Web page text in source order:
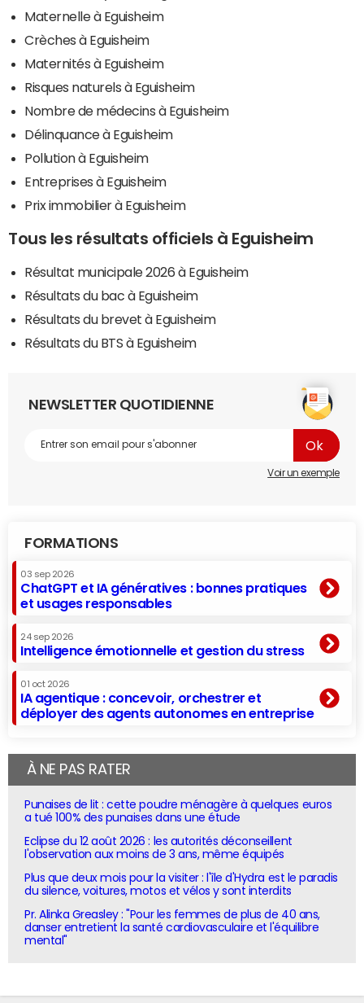
Maternelle à Eguisheim
Crèches à Eguisheim
Maternités à Eguisheim
Risques naturels à Eguisheim
Nombre de médecins à Eguisheim
Délinquance à Eguisheim
Pollution à Eguisheim
Entreprises à Eguisheim
Prix immobilier à Eguisheim
Tous les résultats officiels à Eguisheim
Résultat municipale 2026 à Eguisheim
Résultats du bac à Eguisheim
Résultats du brevet à Eguisheim
Résultats du BTS à Eguisheim
NEWSLETTER QUOTIDIENNE
Voir un exemple
FORMATIONS
03 sep 2026
ChatGPT et IA génératives : bonnes pratiques
et usages responsables
24 sep 2026
Intelligence émotionnelle et gestion du stress
01 oct 2026
IA agentique : concevoir, orchestrer et
déployer des agents autonomes en entreprise
À NE PAS RATER
Punaises de lit : cette poudre ménagère à quelques euros
a tué 100% des punaises dans une étude
Eclipse du 12 août 2026 : les autorités déconseillent
l'observation aux moins de 3 ans, même équipés
Plus que deux mois pour la visiter : l'île d'Hydra est le paradis
du silence, voitures, motos et vélos y sont interdits
Pr. Alinka Greasley : "Pour les femmes de plus de 40 ans,
danser entretient la santé cardiovasculaire et l'équilibre
mental"